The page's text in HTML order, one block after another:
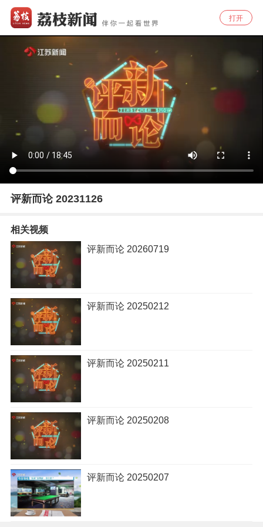
打开
评新而论 20231126
相关视频
评新而论 20260719
评新而论 20250212
评新而论 20250211
评新而论 20250208
评新而论 20250207